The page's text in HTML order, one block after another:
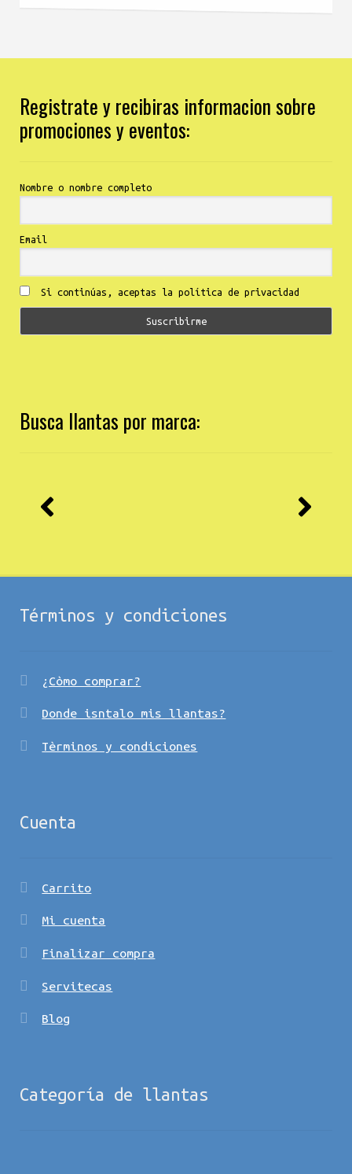
Registrate y recibiras informacion sobre
promociones y eventos:
Nombre o nombre completo
Email
Si continúas, aceptas la política de privacidad
Busca llantas por marca:
Términos y condiciones
¿Còmo comprar?
Donde isntalo mis llantas?
Tèrminos y condiciones
Cuenta
Carrito
Mi cuenta
Finalizar compra
Servitecas
Blog
Categoría de llantas